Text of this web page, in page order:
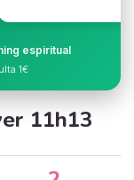
espiritual
1€
11h13